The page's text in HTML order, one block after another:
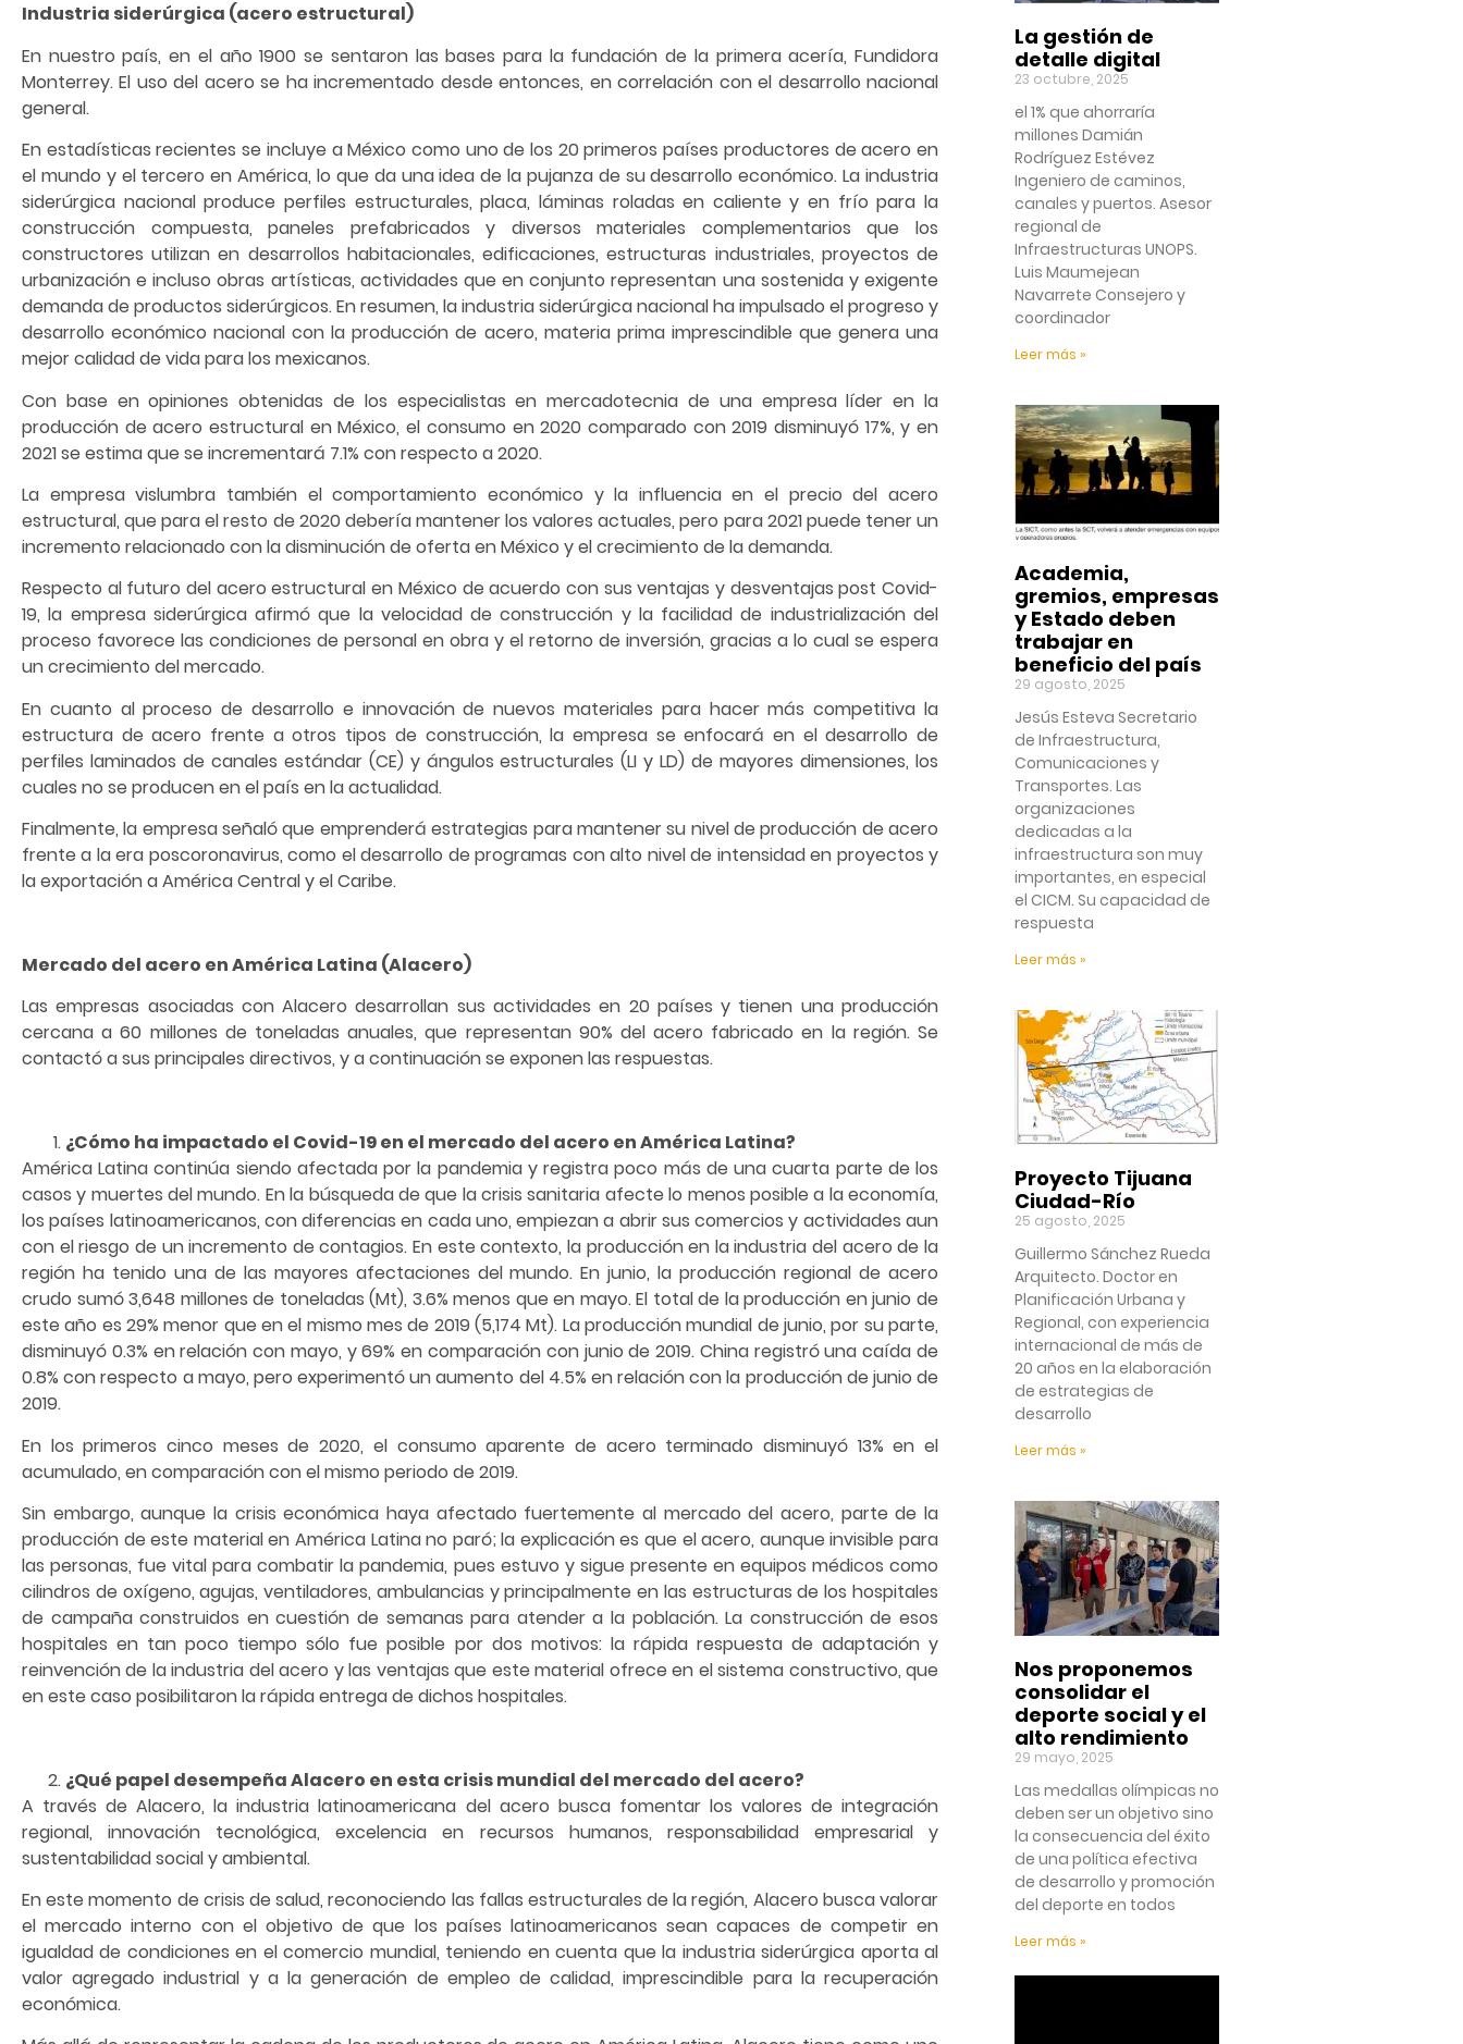
Industria siderúrgica (acero estructural)
En nuestro país, en el año 1900 se sentaron las bases para la fundación de la primera acería, Fundidora
Monterrey. El uso del acero se ha incrementado desde entonces, en correlación con el desarrollo nacional
general.
En estadísticas recientes se incluye a México como uno de los 20 primeros países productores de acero en
el mundo y el tercero en América, lo que da una idea de la pujanza de su desarrollo económico. La industria
siderúrgica nacional produce perfiles estructurales, placa, láminas roladas en caliente y en frío para la
construcción compuesta, paneles prefabricados y diversos materiales complementarios que los
constructores utilizan en desarrollos habitacionales, edificaciones, estructuras industriales, proyectos de
urbanización e incluso obras artísticas, actividades que en conjunto representan una sostenida y exigente
demanda de productos siderúrgicos. En resumen, la industria siderúrgica nacional ha impulsado el progreso y
desarrollo económico nacional con la producción de acero, materia prima imprescindible que genera una
mejor calidad de vida para los mexicanos.
Con base en opiniones obtenidas de los especialistas en mercadotecnia de una empresa líder en la
producción de acero estructural en México, el consumo en 2020 comparado con 2019 disminuyó 17%, y en
2021 se estima que se incrementará 7.1% con respecto a 2020.
La empresa vislumbra también el comportamiento económico y la influencia en el precio del acero
estructural, que para el resto de 2020 debería mantener los valores actuales, pero para 2021 puede tener un
incremento relacionado con la disminución de oferta en México y el crecimiento de la demanda.
Respecto al futuro del acero estructural en México de acuerdo con sus ventajas y desventajas post Covid-
19, la empresa siderúrgica afirmó que la velocidad de construcción y la facilidad de industrialización del
proceso favorece las condiciones de personal en obra y el retorno de inversión, gracias a lo cual se espera
un crecimiento del mercado.
En cuanto al proceso de desarrollo e innovación de nuevos materiales para hacer más competitiva la
estructura de acero frente a otros tipos de construcción, la empresa se enfocará en el desarrollo de
perfiles laminados de canales estándar (CE) y ángulos estructurales (LI y LD) de mayores dimensiones, los
cuales no se producen en el país en la actualidad.
Finalmente, la empresa señaló que emprenderá estrategias para mantener su nivel de producción de acero
frente a la era poscoronavirus, como el desarrollo de programas con alto nivel de intensidad en proyectos y
la exportación a América Central y el Caribe.
Mercado del acero en América Latina (Alacero)
Las empresas asociadas con Alacero desarrollan sus actividades en 20 países y tienen una producción
cercana a 60 millones de toneladas anuales, que representan 90% del acero fabricado en la región. Se
contactó a sus principales directivos, y a continuación se exponen las respuestas.
¿Cómo ha impactado el Covid-19 en el mercado del acero en América Latina?
América Latina continúa siendo afectada por la pandemia y registra poco más de una cuarta parte de los
casos y muertes del mundo. En la búsqueda de que la crisis sanitaria afecte lo menos posible a la economía,
los países latinoamericanos, con diferencias en cada uno, empiezan a abrir sus comercios y actividades aun
con el riesgo de un incremento de contagios. En este contexto, la producción en la industria del acero de la
región ha tenido una de las mayores afectaciones del mundo. En junio, la producción regional de acero
crudo sumó 3,648 millones de toneladas (Mt), 3.6% menos que en mayo. El total de la producción en junio de
este año es 29% menor que en el mismo mes de 2019 (5,174 Mt). La producción mundial de junio, por su parte,
disminuyó 0.3% en relación con mayo, y 69% en comparación con junio de 2019. China registró una caída de
0.8% con respecto a mayo, pero experimentó un aumento del 4.5% en relación con la producción de junio de
2019.
En los primeros cinco meses de 2020, el consumo aparente de acero terminado disminuyó 13% en el
acumulado, en comparación con el mismo periodo de 2019.
Sin embargo, aunque la crisis económica haya afectado fuertemente al mercado del acero, parte de la
producción de este material en América Latina no paró; la explicación es que el acero, aunque invisible para
las personas, fue vital para combatir la pandemia, pues estuvo y sigue presente en equipos médicos como
cilindros de oxígeno, agujas, ventiladores, ambulancias y principalmente en las estructuras de los hospitales
de campaña construidos en cuestión de semanas para atender a la población. La construcción de esos
hospitales en tan poco tiempo sólo fue posible por dos motivos: la rápida respuesta de adaptación y
reinvención de la industria del acero y las ventajas que este material ofrece en el sistema constructivo, que
en este caso posibilitaron la rápida entrega de dichos hospitales.
¿Qué papel desempeña Alacero en esta crisis mundial del mercado del acero?
A través de Alacero, la industria latinoamericana del acero busca fomentar los valores de integración
regional, innovación tecnológica, excelencia en recursos humanos, responsabilidad empresarial y
sustentabilidad social y ambiental.
En este momento de crisis de salud, reconociendo las fallas estructurales de la región, Alacero busca valorar
el mercado interno con el objetivo de que los países latinoamericanos sean capaces de competir en
igualdad de condiciones en el comercio mundial, teniendo en cuenta que la industria siderúrgica aporta al
valor agregado industrial y a la generación de empleo de calidad, imprescindible para la recuperación
económica.
La gestión de
detalle digital
23 octubre, 2025
el 1% que ahorraría
millones Damián
Rodríguez Estévez
Ingeniero de caminos,
canales y puertos. Asesor
regional de
Infraestructuras UNOPS.
Luis Maumejean
Navarrete Consejero y
coordinador
Leer más »
Academia,
gremios, empresas
y Estado deben
trabajar en
beneficio del país
29 agosto, 2025
Jesús Esteva Secretario
de Infraestructura,
Comunicaciones y
Transportes. Las
organizaciones
dedicadas a la
infraestructura son muy
importantes, en especial
el CICM. Su capacidad de
respuesta
Leer más »
Proyecto Tijuana
Ciudad-Río
25 agosto, 2025
Guillermo Sánchez Rueda
Arquitecto. Doctor en
Planificación Urbana y
Regional, con experiencia
internacional de más de
20 años en la elaboración
de estrategias de
desarrollo
Leer más »
Nos proponemos
consolidar el
deporte social y el
alto rendimiento
29 mayo, 2025
Las medallas olímpicas no
deben ser un objetivo sino
la consecuencia del éxito
de una política efectiva
de desarrollo y promoción
del deporte en todos
Leer más »